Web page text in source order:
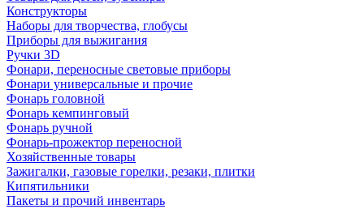
Конструкторы
Наборы для творчества, глобусы
Приборы для выжигания
Ручки 3D
Фонари, переносные световые приборы
Фонари универсальные и прочие
Фонарь головной
Фонарь кемпинговый
Фонарь ручной
Фонарь-прожектор переносной
Хозяйственные товары
Зажигалки, газовые горелки, резаки, плитки
Кипятильники
Пакеты и прочий инвентарь